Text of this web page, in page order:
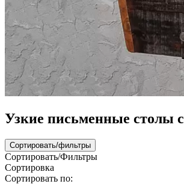
Узкие письменные столы
Сортировать/фильтры
Сортировать/Фильтры
Сортировка
Сортировать по: